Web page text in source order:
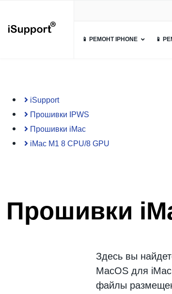
📱 РЕМОНТ IPHONE 📱
iSupport
Прошивки IPWS
Прошивки iMac
iMac M1 8 CPU/8 GPU
Прошивки
Здесь вы
MacOSдля
файлы